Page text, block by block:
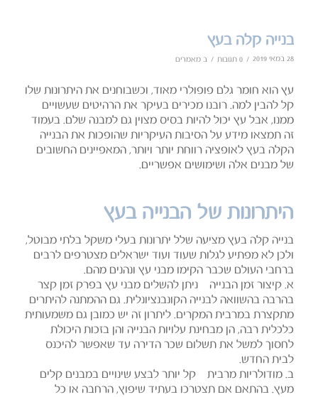
בנייה קלה בעץ
28 במאי 2019 / 0 תגובות / ב מאמרים
עץ הוא חומר גלם פופולרי מאוד, וכשבוחנים את היתרונות שלו
קל להבין למה. רובנו מכירים בעיקר את הרהיטים שעשויים
ממנו, אבל עץ יכול להיות בסיס מצוין גם למבנה שלם. בעמוד
זה תמצאו מידע על הסיבות העיקריות שהופכות את הבנייה
הקלה בעץ לאופציה רווחת יותר ויותר, המאפיינים החשובים
של מבנים אלה ושימושים אפשריים.
היתרונות של הבנייה בעץ
בנייה קלה בעץ מציעה שלל יתרונות בעלי משקל בלתי מבוטל,
ולכן לא מפתיע לגלות שעוד ועוד ישראלים מצטרפים לרבים
ברחבי העולם שכבר הקימו מבני עץ ונהנים מהם.
א. קיצור זמן הבנייה – ניתן להשלים מבני עץ בפרק זמן קצר
בהרבה בהשוואה לבנייה הקונבנציונלית. גם ההמתנה להיתרים
מתקצרת במרבית המקרים. ליתרון זה יש כמובן גם משמעותית
כלכלית רבה, הן מבחינת עלויות הבנייה והן בזכות היכולת
לחסוך למשל את תשלום שכר הדירה עד שאפשר להיכנס
לבית החדש.
ב. מודולריות מרבית – קל יותר לבצע שינויים במבנים קלים
מעץ. בהתאם אם תצטרכו בעתיד שיפוץ, הרחבה או כל